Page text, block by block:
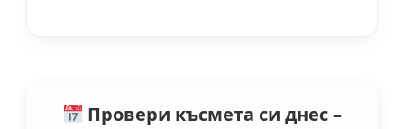
Провери късмета си днес –